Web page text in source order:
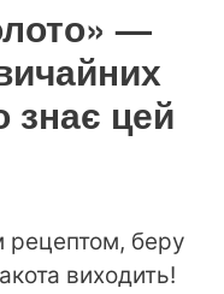
—
знає цей
беру
виходить!